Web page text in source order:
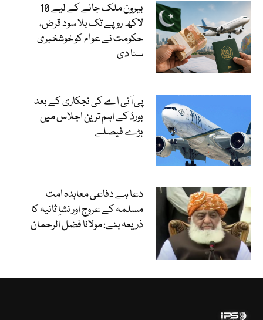
بیرون ملک جانے کے لیے 10
لاکھ روپے تک بلا سود قرض،
حکومت نے عوام کو خوشخبری
سنا دی
پی آئی اے کی نجکاری کے بعد
بورڈ کے اہم ترین اجلاس میں
بڑے فیصلے
دعا ہے دفاعی معاہدہ امت
مسلمہ کے عروج اور نشاِ ثانیہ کا
ذریعہ بنے: مولانا فضل الرحمان